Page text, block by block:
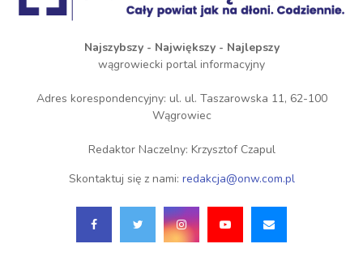
Najszybszy - Największy - Najlepszy
wągrowiecki portal informacyjny
Adres korespondencyjny: ul. ul. Taszarowska 11, 62-100
Wągrowiec
Redaktor Naczelny: Krzysztof Czapul
Skontaktuj się z nami: redakcja@onw.com.pl